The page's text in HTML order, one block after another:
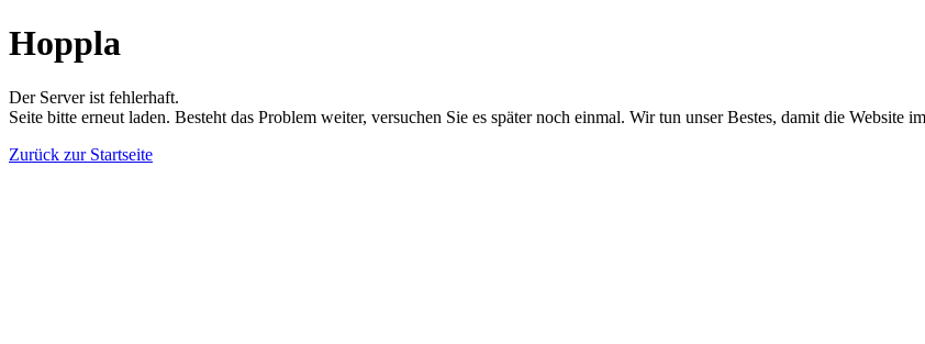
Hoppla
Der Server ist fehlerhaft.
Seite bitte erneut laden. Besteht das Problem weiter, versuchen Sie es später noch einmal. Wir tun unser Bestes, damit die Website
Zurück zur Startseite